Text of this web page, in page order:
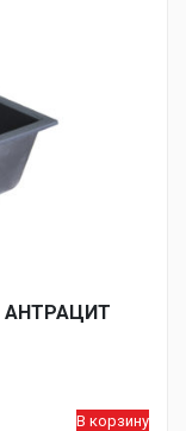
АНТРАЦИТ
В корзину